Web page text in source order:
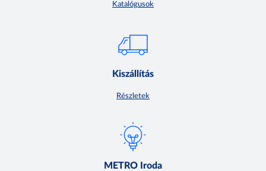
Katalógusok
Kiszállítás
Részletek
METRO Iroda